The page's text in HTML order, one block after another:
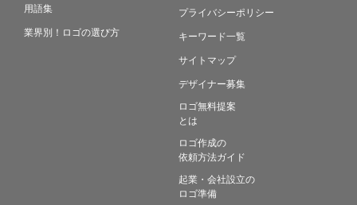
用語集
業界別！ロゴの選び方
プライバシーポリシー
キーワード一覧
サイトマップ
デザイナー募集
ロゴ無料提案
とは
ロゴ作成の
依頼方法ガイド
起業・会社設立の
ロゴ準備